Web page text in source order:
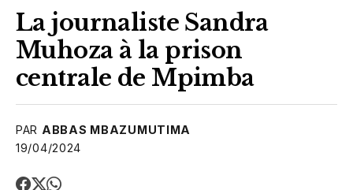
La journaliste Sandra
Muhoza à la prison
centrale de Mpimba
PAR ABBAS MBAZUMUTIMA
19/04/2024